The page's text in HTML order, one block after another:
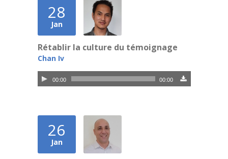
28
Jan
Rétablir la culture du témoignage
Chan Iv
Lecteur
audio
00:00 00:00
26
Jan